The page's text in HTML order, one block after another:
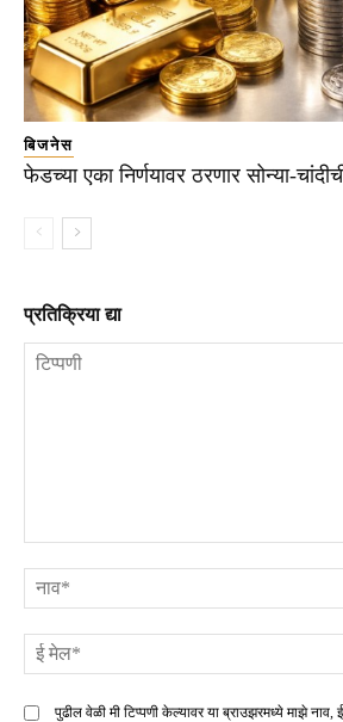
बिजनेस
फेडच्या एका निर्णयावर ठरणार सोन्या-
प्रतिक्रिया द्या
पुढील वेळी मी टिप्पणी केल्यावर या ब्राउझरमध्ये माझे